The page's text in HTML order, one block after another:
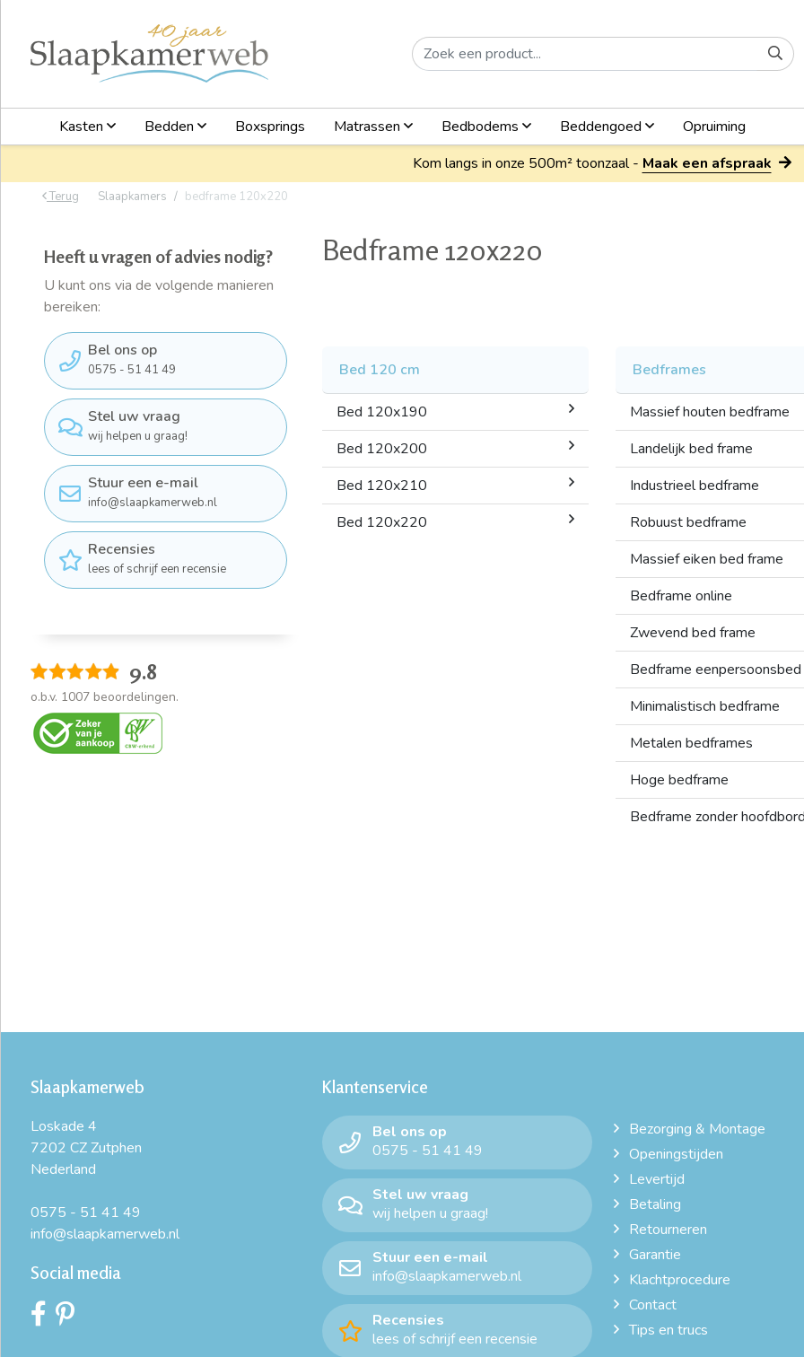
Kasten Bedden Boxsprings Matrassen Bedbodems Beddengoed
Opruiming
Kom langs in onze 500m² toonzaal - Maak een afspraak
Terug Slaapkamers bedframe 120x220
Heeft u vragen of advies nodig?
U kunt ons via de volgende manieren
bereiken:
Bel ons op
0575 - 51 41 49
Stel uw vraag
wij helpen u graag!
Stuur een e-mail
info@slaapkamerweb.nl
Recensies
lees of schrijf een recensie
9.8
o.b.v. 1007 beoordelingen.
Bedframe 120x220
Bed 120 cm
Bed 120x190
Bed 120x200
Bed 120x210
Bed 120x220
Bedframes
Massief houten bedframe
Landelijk bed frame
Industrieel bedframe
Robuust bedframe
Massief eiken bed frame
Bedframe online
Zwevend bed frame
Bedframe eenpersoonsbed
Minimalistisch bedframe
Metalen bedframes
Hoge bedframe
Bedframe zonder
Slaapkamerweb
Loskade 4
7202 CZ Zutphen
Nederland
0575 - 51 41 49
info@slaapkamerweb.nl
Social media
Klantenservice
Bel ons op
0575 - 51 41 49
Stel uw vraag
wij helpen u graag!
Stuur een e-mail
info@slaapkamerweb.nl
Recensies
lees of schrijf een recensie
Bezorging & Montage
Openingstijden
Levertijd
Betaling
Retourneren
Garantie
Klachtprocedure
Contact
Tips en trucs